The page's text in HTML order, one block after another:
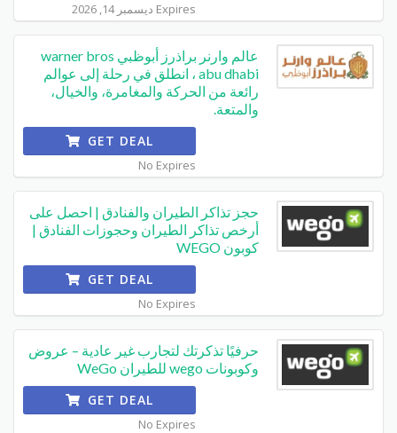
Expires ديسمبر 14, 2026
عالم وارنر براذرز أبوظبي warner bros
abu dhabi ، انطلق في رحلة إلى عوالم
رائعة من الحركة والمغامرة، والخيال،
والمتعة.
GET DEAL
No Expires
حجز تذاكر الطيران والفنادق | احصل على
أرخص تذاكر الطيران وحجوزات الفنادق |
كوبون WEGO
GET DEAL
No Expires
حرفيًا تذكرتك لتجارب غير عادية – عروض
وكوبونات wego للطيران WeGo
GET DEAL
No Expires